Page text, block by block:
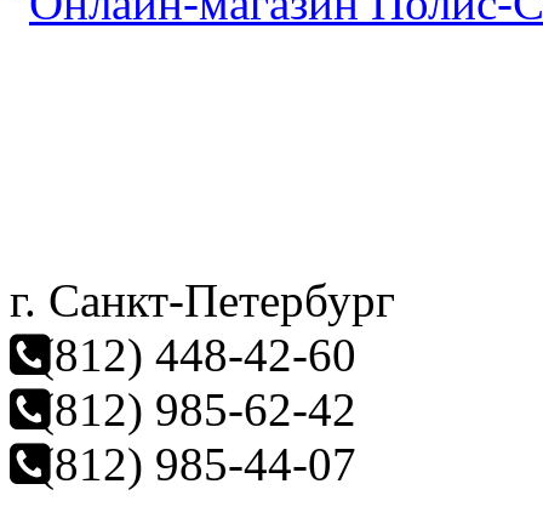
г. Санкт-Петербург
(812) 448-42-60
(812) 985-62-42
(812) 985-44-07